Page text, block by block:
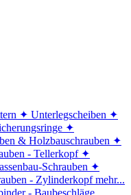
✦ Unterlegscheiben ✦
✦
& Holzbauschrauben ✦
- Tellerkopf ✦
Schrauben ✦
- Zylinderkopf mehr...
- Baubeschläge